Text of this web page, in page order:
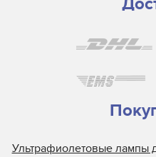
Ультрафиолетовые лампы